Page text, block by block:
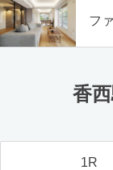
フ
香
1R